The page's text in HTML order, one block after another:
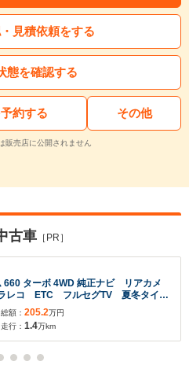
見積依頼をする
態を確認する
約する その他
売店に公開されません
古車 ［PR］
660 ターボ 4WD 純正ナビ リアカメ
レコ ETC フルセグTV 夏冬タイヤ
総額： 205.2万円
走行： 1.4万km